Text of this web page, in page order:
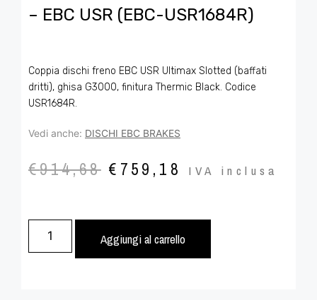
– EBC USR (EBC-USR1684R)
Coppia dischi freno EBC USR Ultimax Slotted (baffati
dritti), ghisa G3000, finitura Thermic Black. Codice
USR1684R.
Vedi anche: DISCHI EBC BRAKES
€914,68 € 759,18 IVA inclusa
Aggiungi al carrello